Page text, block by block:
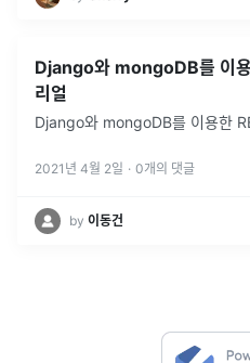
Django와 mongoDB를 이
리얼
Django와 mongoDB를 이용한
2021년 4월 2일 · 0개의 댓글
by 이동건